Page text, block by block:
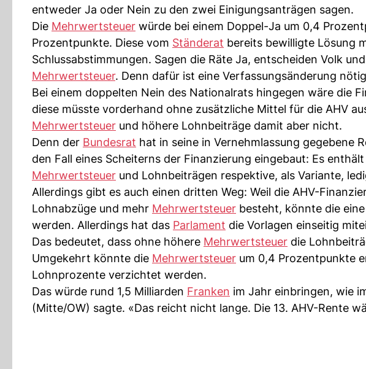
entweder Ja oder Nein zu den zwei Einigungsanträgen sagen.
Die Mehrwertsteuer würde bei einem Doppel-Ja um 0,4
Prozentpunkte. Diese vom Ständerat bereits bewilligte Lösung
Schlussabstimmungen. Sagen die Räte Ja, entscheiden Volk
Mehrwertsteuer. Denn dafür ist eine Verfassungsänderung
Bei einem doppelten Nein des Nationalrats hingegen wäre die
diese müsste vorderhand ohne zusätzliche Mittel für die AHV
Mehrwertsteuer und höhere Lohnbeiträge damit aber nicht.
Denn der Bundesrat hat in seine in Vernehmlassung gegebene
den Fall eines Scheiterns der Finanzierung eingebaut: Es
Mehrwertsteuer und Lohnbeiträgen respektive, als Variante,
Allerdings gibt es auch einen dritten Weg: Weil die AHV-
Lohnabzüge und mehr Mehrwertsteuer besteht, könnte die
werden. Allerdings hat das Parlament die Vorlagen einseitig
Das bedeutet, dass ohne höhere Mehrwertsteuer die
Umgekehrt könnte die Mehrwertsteuer um 0,4 Prozentpunkte
Lohnprozente verzichtet werden.
Das würde rund 1,5 Milliarden Franken im Jahr einbringen, wie
(Mitte/OW) sagte. «Das reicht nicht lange. Die 13. AHV-Rente